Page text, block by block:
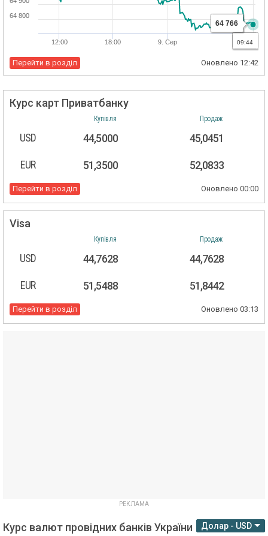
Курс валют провідних банків України Долар - USD
12:00 18:00 9. Сер 18:00
64 800
09:44
64 766
Перейти в розділ Оновлено 12:42
Курс карт Приватбанку
Купівля Продаж
USD 44,5000 45,0451
EUR 51,3500 52,0833
Перейти в розділ Оновлено 00:00
Visa
Купівля Продаж
USD 44,7628 44,7628
EUR 51,5488 51,8442
Перейти в розділ Оновлено 03:13